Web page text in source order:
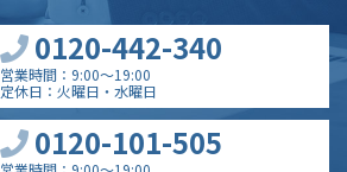
0120-442-340
営業時間
9:00～19:00
定休日
火曜日・水曜日
0120-101-505